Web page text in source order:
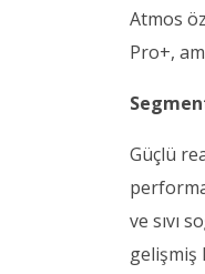
Atmos
Pro+,
Güçlü
ve sıvı
gelişmiş